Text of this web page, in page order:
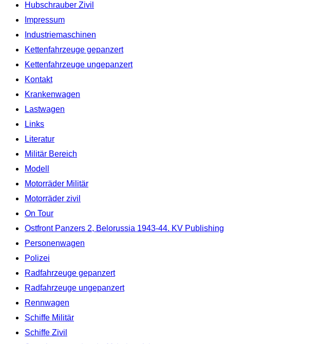
Hubschrauber Zivil
Impressum
Industriemaschinen
Kettenfahrzeuge gepanzert
Kettenfahrzeuge ungepanzert
Kontakt
Krankenwagen
Lastwagen
Links
Literatur
Militär Bereich
Modell
Motorräder Militär
Motorräder zivil
On Tour
Ostfront Panzers 2, Belorussia 1943-44. KV Publishing
Personenwagen
Polizei
Radfahrzeuge gepanzert
Radfahrzeuge ungepanzert
Rennwagen
Schiffe Militär
Schiffe Zivil